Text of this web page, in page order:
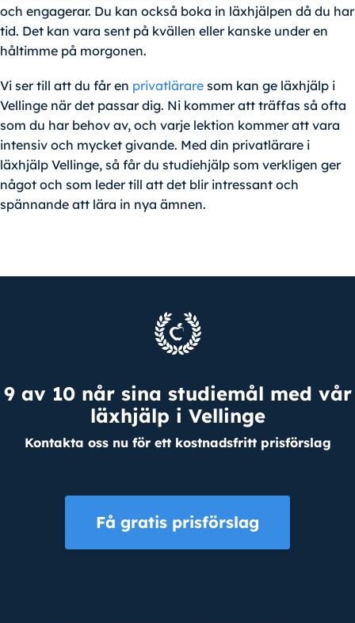
och engagerar. Du kan också boka in läxhjälpen då du har
tid. Det kan vara sent på kvällen eller kanske under en
håltimme på morgonen.
Vi ser till att du får en privatlärare som kan ge läxhjälp i
Vellinge när det passar dig. Ni kommer att träffas så ofta
som du har behov av, och varje lektion kommer att vara
intensiv och mycket givande. Med din privatlärare i
läxhjälp Vellinge, så får du studiehjälp som verkligen ger
något och som leder till att det blir intressant och
spännande att lära in nya ämnen.
9 av 10 når sina studiemål med vår
läxhjälp i Vellinge
Kontakta oss nu för ett kostnadsfritt prisförslag
Få gratis prisförslag